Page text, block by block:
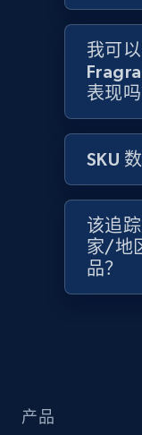
Title, Seller
price,
2.1K+
Amazon
products by
Title, Seller
price,
Amazon
我可
表现吗
SKU
该追
家/地
品？
产品